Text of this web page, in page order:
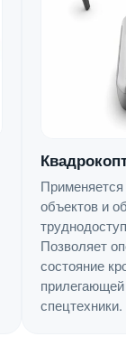
объектов и
Позволяет
состояние
спецтехники.